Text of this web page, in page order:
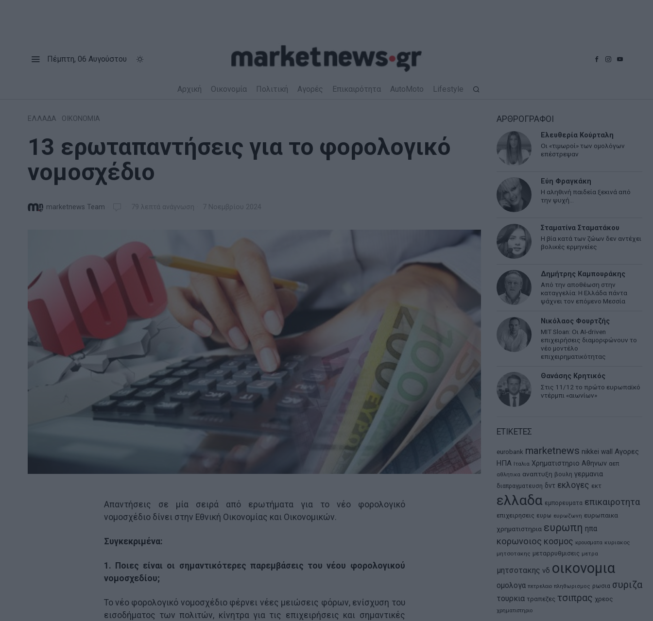
Πέμπτη, 06 Αυγούστου
Αρχική Οικονομία Πολιτική Αγορές Επικαιρότητα AutoMoto Lifestyle
ΕΛΛΑΔΑ ΟΙΚΟΝΟΜΙΑ
13 ερωταπαντήσεις για το φορολογικό
νομοσχέδιο
marketnews Team 79 λεπτά ανάγνωση 7 Νοεμβρίου 2024
Απαντήσεις σε μία σειρά από ερωτήματα για το νέο φορολογικό
νομοσχέδιο δίνει στην Εθνική Οικονομίας και Οικονομικών.
Συγκεκριμένα:
1. Ποιες είναι οι σημαντικότερες παρεμβάσεις του νέου φορολογικού
νομοσχεδίου;
Το νέο φορολογικό νομοσχέδιο φέρνει νέες μειώσεις φόρων, ενίσχυση του
εισοδήματος των πολιτών, κίνητρα για τις επιχειρήσεις και σημαντικές
ΑΡΘΡΟΓΡΑΦΟΙ
Ελευθερία Κούρταλη
Οι «τιμωροί» των ομολόγων
επέστρεψαν
Εύη Φραγκάκη
Η αληθινή παιδεία ξεκινά από
την ψυχή…
Σταματίνα Σταματάκου
Η βία κατά των ζώων δεν αντέχει
βολικές ερμηνείες
Δημήτρης Καμπουράκης
Από την αποθέωση στην
καταγγελία: Η Ελλάδα πάντα
ψάχνει τον επόμενο Μεσσία
Νικόλαος Φουρτζής
MIT Sloan: Οι AI-driven
επιχειρήσεις διαμορφώνουν το
νέο μοντέλο
επιχειρηματικότητας
Θανάσης Κρητικός
Στις 11/12 το πρώτο ευρωπαϊκό
ντέρμπι «αιωνίων»
ΕΤΙΚΕΤΕΣ
eurobank marketnews nikkei wall
Αγορες
ΗΠΑ Ιταλια Χρηματιστηριο Αθηνων αεπ
αθλητικα αναπτυξη βουλη γερμανια
διαπραγματευση δντ εκλογες εκτ
ελλαδα εμπορευματα επικαιροτητα
επιχειρησεις ευρω ευρωζωνη ευρωπαικα
χρηματιστηρια ευρωπη ηπα
κορωνοιος κοσμος κρουσματα κυριακος
μητσοτακης μεταρρυθμισεις μετρα
μητσοτακης νδ οικονομια
ομολογα πετρελαιο πληθωρισμος ρωσια συριζα
τουρκια τραπεζες τσιπρας χρεος
χρηματιστηριο